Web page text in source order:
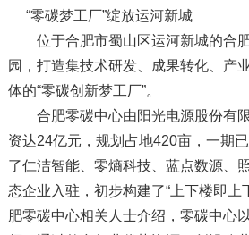
“零碳梦工厂”绽放运河新城
位于合肥市蜀山区运河新城的合
园，打造集技术研发、成果转化、产
体的“零碳创新梦工厂”。
合肥零碳中心由阳光电源股份有限
资达24亿元，规划占地420亩，一期
了仁洁智能、零熵科技、蓝点数源、
态企业入驻，初步构建了“上下楼即上
肥零碳中心相关人士介绍，零碳中心